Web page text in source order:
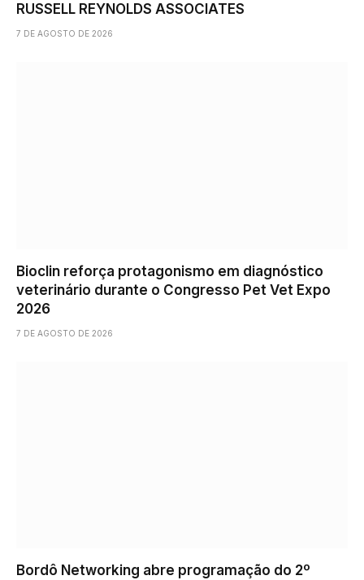
RUSSELL REYNOLDS ASSOCIATES
7 DE AGOSTO DE 2026
Bioclin reforça protagonismo em diagnóstico
veterinário durante o Congresso Pet Vet Expo
2026
7 DE AGOSTO DE 2026
Bordô Networking abre programação do 2º